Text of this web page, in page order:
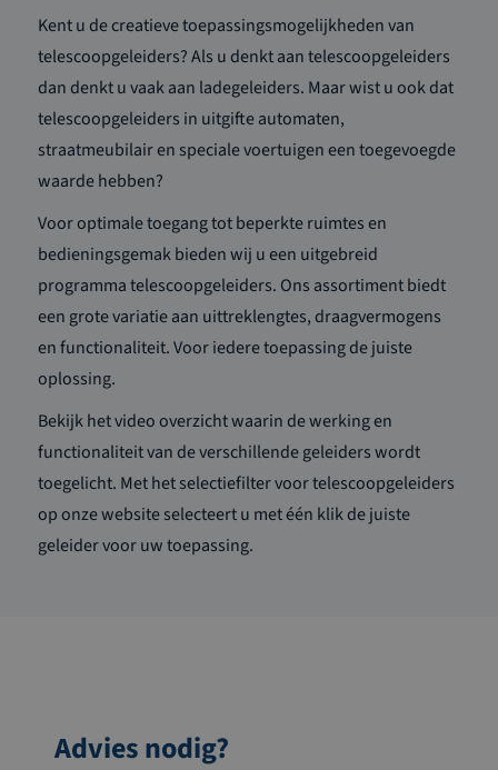
Kent u de creatieve toepassingsmogelijkheden van
telescoopgeleiders? Als u denkt aan telescoopgeleiders
dan denkt u vaak aan ladegeleiders. Maar wist u ook dat
telescoopgeleiders in uitgifte automaten,
straatmeubilair en speciale voertuigen een toegevoegde
waarde hebben?
Voor optimale toegang tot beperkte ruimtes en
bedieningsgemak bieden wij u een uitgebreid
programma telescoopgeleiders. Ons assortiment biedt
een grote variatie aan uittreklengtes, draagvermogens
en functionaliteit. Voor iedere toepassing de juiste
oplossing.
Bekijk het video overzicht waarin de werking en
functionaliteit van de verschillende geleiders wordt
toegelicht. Met het selectiefilter voor telescoopgeleiders
op onze website selecteert u met één klik de juiste
geleider voor uw toepassing.
Advies nodig?